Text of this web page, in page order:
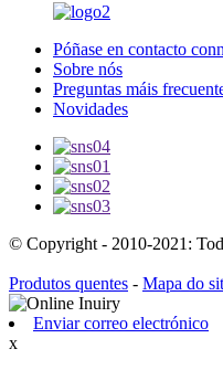
Póñase en contacto
Sobre nós
Preguntas máis
Novidades
© Copyright - 2010-2021:
Produtos quentes - Mapa do
Enviar correo electrónico
x